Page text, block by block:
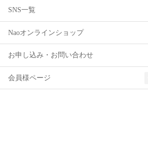
SNS一覧
Naoオンラインショップ
お申し込み・お問い合わせ
会員様ページ